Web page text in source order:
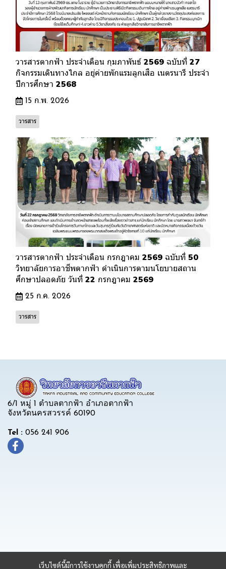
วารสารตากฟ้า ประจำเดือน กุมภาพันธ์ 2569 ฉบับที่ 27
กิจกรรมเดินทางไกล อยู่ค่ายพักแรมลูกเสือ เนตรนารี ประจำ
ปีการศึกษา 2568
15 ก.พ. 2026
วารสาร
วารสารตากฟ้า ประจำเดือน กรกฎาคม 2569 ฉบับที่ 50
วิทยาลัยการอาชีพตากฟ้า ดำเนินการตามนโยบายสถาน
ศึกษาปลอดภัย วันที่ 22 กรกฎาคม 2569
25 ก.ค. 2026
วารสาร
เว็บไซต์นี้มีการใช้งานคุกกี้ เพื่อเพิ่มประสิทธิภาพและ
6/1 หมู่ 1 ตำบลตากฟ้า อำเภอตากฟ้า
จังหวัดนครสวรรค์ 60190
Tel : 056 241 906